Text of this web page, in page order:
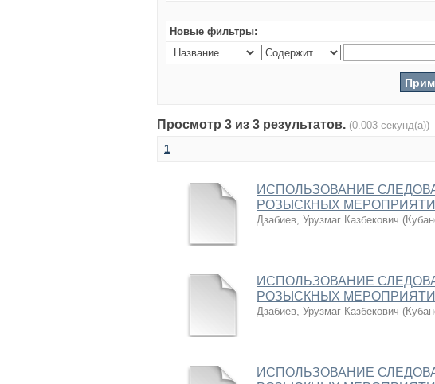
Новые фильтры:
Просмотр 3 из 3 результатов. (0.003 секунд(а))
1
ИСПОЛЬЗОВАНИЕ
РОЗЫСКНЫХ
Дзабиев, Урузмаг Казбекович (
ИСПОЛЬЗОВАНИЕ
РОЗЫСКНЫХ
Дзабиев, Урузмаг Казбекович (
ИСПОЛЬЗОВАНИЕ